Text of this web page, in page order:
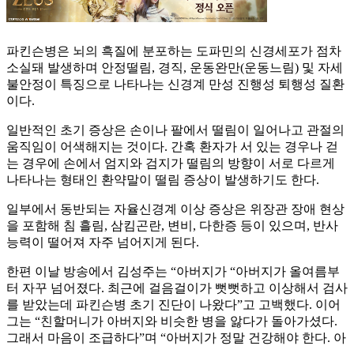
파킨슨병은 뇌의 흑질에 분포하는 도파민의 신경세포가 점차
소실돼 발생하며 안정떨림, 경직, 운동완만(운동느림) 및 자세
불안정이 특징으로 나타나는 신경계 만성 진행성 퇴행성 질환
이다.
일반적인 초기 증상은 손이나 팔에서 떨림이 일어나고 관절의
움직임이 어색해지는 것이다. 간혹 환자가 서 있는 경우나 걷
는 경우에 손에서 엄지와 검지가 떨림의 방향이 서로 다르게
나타나는 형태인 환약말이 떨림 증상이 발생하기도 한다.
일부에서 동반되는 자율신경계 이상 증상은 위장관 장애 현상
을 포함해 침 흘림, 삼킴곤란, 변비, 다한증 등이 있으며, 반사
능력이 떨어져 자주 넘어지게 된다.
한편 이날 방송에서 김성주는 “아버지가 “아버지가 올여름부
터 자꾸 넘어졌다. 최근에 걸음걸이가 뻣뻣하고 이상해서 검사
를 받았는데 파킨슨병 초기 진단이 나왔다”고 고백했다. 이어
그는 “친할머니가 아버지와 비슷한 병을 앓다가 돌아가셨다.
그래서 마음이 조급하다”며 “아버지가 정말 건강해야 한다. 아